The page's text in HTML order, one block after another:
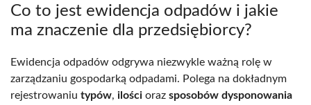
Co to jest ewidencja odpadów i jakie
ma znaczenie dla przedsiębiorcy?
Ewidencja odpadów odgrywa niezwykle ważną rolę w
zarządzaniu gospodarką odpadami. Polega na dokładnym
rejestrowaniu typów, ilości oraz sposobów dysponowania